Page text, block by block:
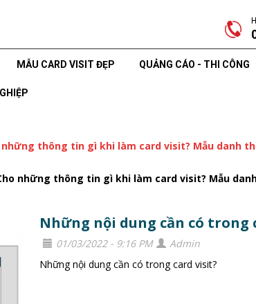
MẪU CARD VISIT ĐẸP QUẢNG CÁO - THI CÔNG
thông tin gì khi làm card visit? Mẫu danh
những thông tin gì khi làm card visit? Mẫu
Những nội dung cần có trong
01/03/2022 - 9:16 PM
Admin
Những nội dung cần có trong card visit?